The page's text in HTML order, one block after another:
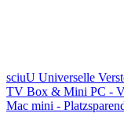
sciuU Universelle
TV Box & Mini PC -
Mac mini -